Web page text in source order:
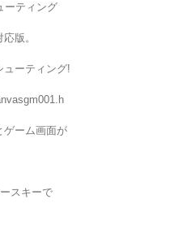
ーティング
版。
ューティング!
ゲーム画面が
スキーで